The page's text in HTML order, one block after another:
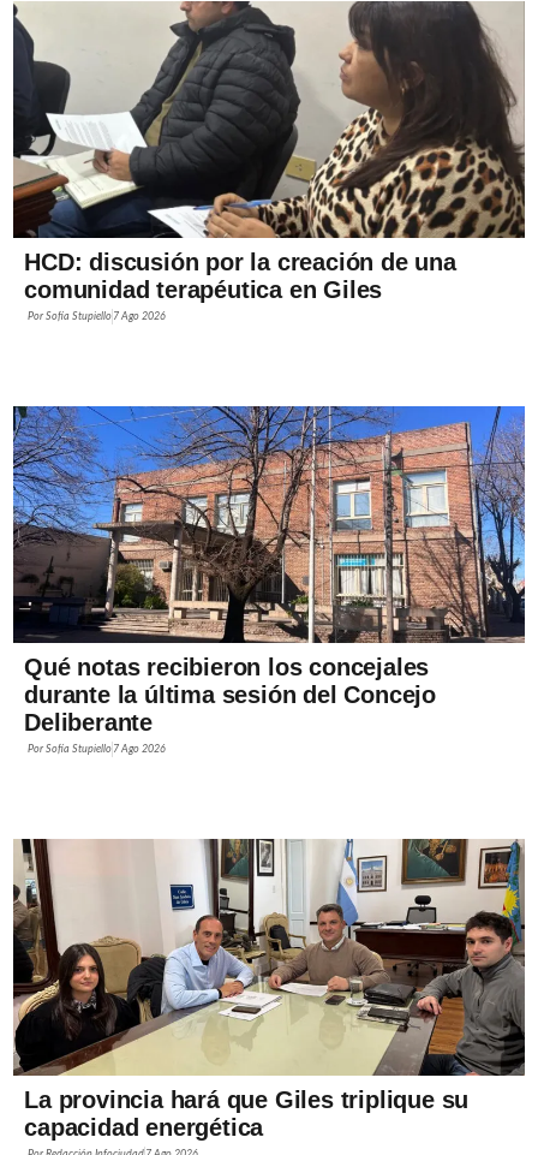
HCD: discusión por la creación de una
comunidad terapéutica en Giles
PorSofía Stupiello 7 Ago 2026
Qué notas recibieron los concejales
durante la última sesión del Concejo
Deliberante
PorSofía Stupiello 7 Ago 2026
La provincia hará que Giles triplique su
capacidad energética